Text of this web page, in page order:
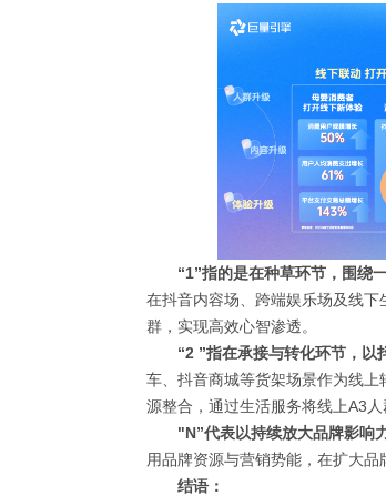
“1”指的是在种草环节，围绕
在抖音内容场、跨端娱乐场及线
群，实现高效心智渗透。
“2 ”指在承接与转化环节，
车、抖音商城等货架场景作为线
源整合，通过生活服务将线上A3
"N”代表以持续放大品牌影响
用品牌资源与营销势能，在扩大品
结语：